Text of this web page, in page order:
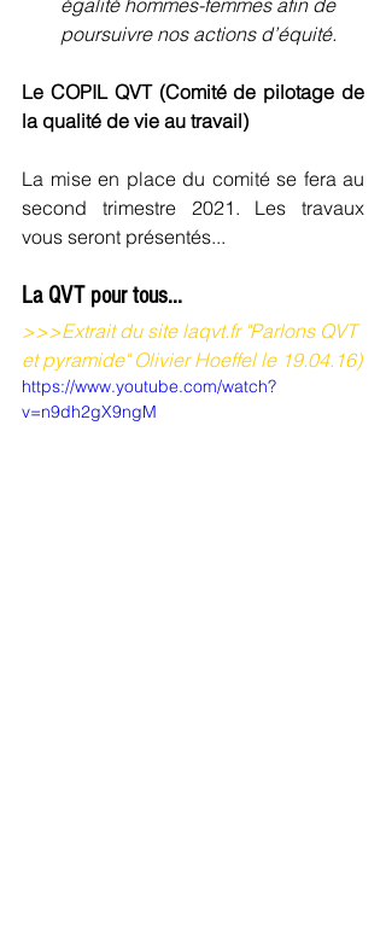
poursuivre nos actions d’équité.
Le COPIL QVT (Comité de pilotage de
la qualité de vie au travail)
La mise en place du comité se fera au
second trimestre 2021. Les travaux
vous seront présentés...
La QVT pour tous...
>>>Extrait du site laqvt.fr "Parlons QVT
et pyramide" Olivier Hoeffel le 19.04.16)
https://www.youtube.com/watch?
v=n9dh2gX9ngM